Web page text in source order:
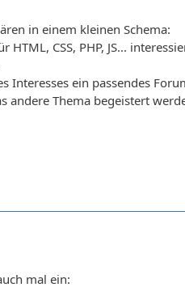
in einem kleinen Schema:
HTML, CSS, PHP, JS...
Interesses ein passendes
andere Thema begeistert
mal ein: